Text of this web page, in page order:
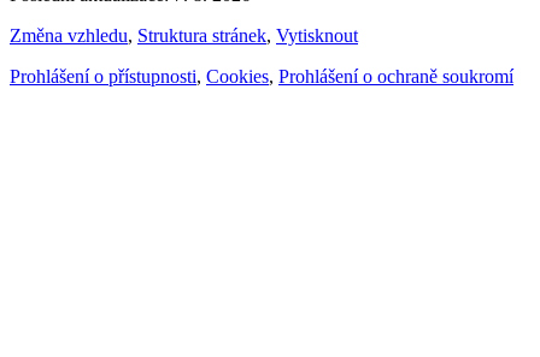
Změna vzhledu, Struktura stránek, Vytisknout
Prohlášení o přístupnosti, Cookies, Prohlášení o ochraně soukromí